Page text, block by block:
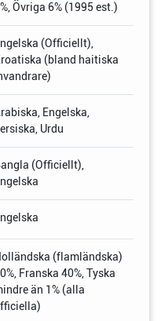
Övriga 6% (1995 est.)
(Officiellt),
(bland haitiska
Engelska,
Urdu
(Officiellt),
(flamländska)
Franska 40%, Tyska
än 1% (alla